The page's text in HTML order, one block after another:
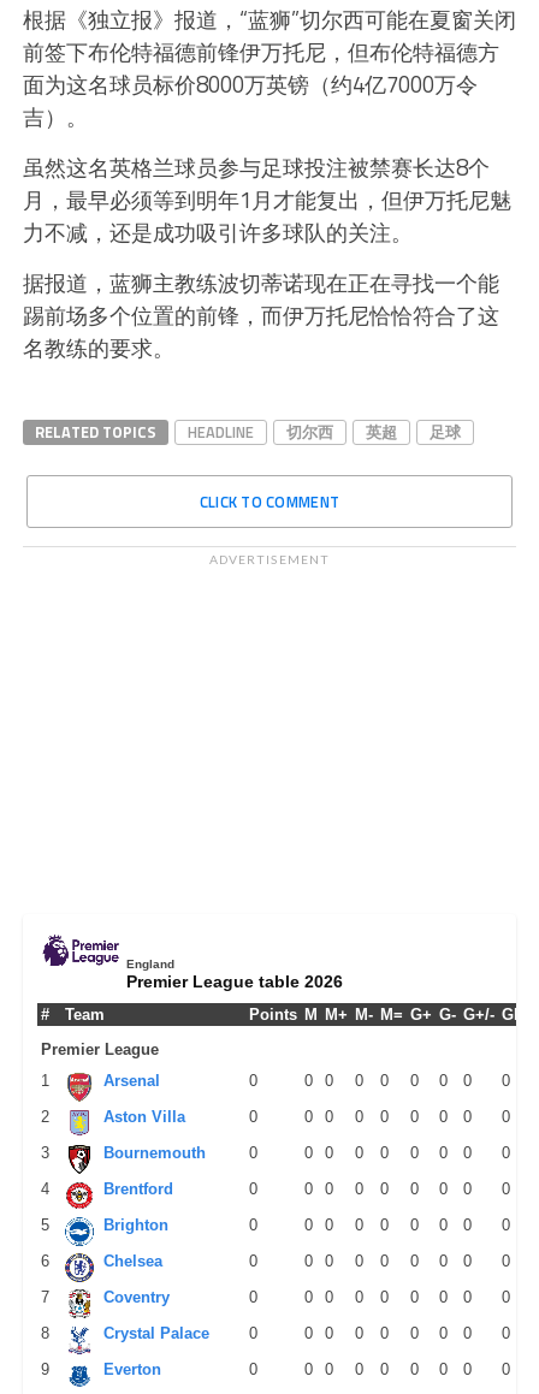
根据《独立报》报道，“蓝狮”切尔西可能在夏窗关闭
前签下布伦特福德前锋伊万托尼，但布伦特福德方
面为这名球员标价8000万英镑（约4亿7000万令
吉）。
虽然这名英格兰球员参与足球投注被禁赛长达8个
月，最早必须等到明年1月才能复出，但伊万托尼魅
力不减，还是成功吸引许多球队的关注。
据报道，蓝狮主教练波切蒂诺现在正在寻找一个能
踢前场多个位置的前锋，而伊万托尼恰恰符合了这
名教练的要求。
RELATED TOPICS HEADLINE 切尔西 英超 足球
CLICK TO COMMENT
ADVERTISEMENT
England
Premier League table 2026
# Team Points M M+ M- M= G+ G- G+/- GPM
Premier League
1
Arsenal 0 0 0 0 0 0 0 0
0
2
Aston Villa 0 0 0 0 0 0 0 0
0
3
Bournemouth 0 0 0 0 0 0 0 0
0
4
Brentford 0 0 0 0 0 0 0 0
0
5
Brighton 0 0 0 0 0 0 0 0
0
6
Chelsea 0 0 0 0 0 0 0 0
0
7
Coventry 0 0 0 0 0 0 0 0
0
8
Crystal Palace 0 0 0 0 0 0 0 0
0
9
Everton 0 0 0 0 0 0 0 0 0